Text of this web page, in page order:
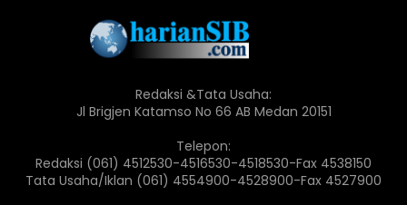
Redaksi &Tata Usaha:
Jl Brigjen Katamso No 66 AB Medan 20151
Telepon:
Redaksi (061) 4512530-4516530-4518530-Fax 4538150
Tata Usaha/Iklan (061) 4554900-4528900-Fax 4527900